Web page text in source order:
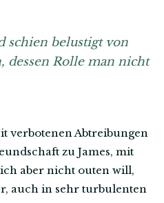
schien belustigt von
dessen Rolle man nicht
verbotenen Abtreibungen
zu James, mit
aber nicht outen will,
auch in sehr turbulenten